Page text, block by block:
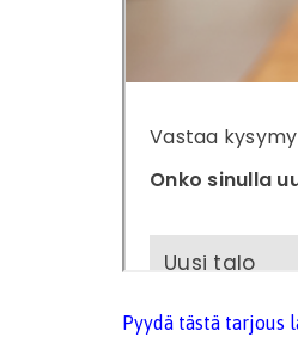
Pyydä tästä tarjous